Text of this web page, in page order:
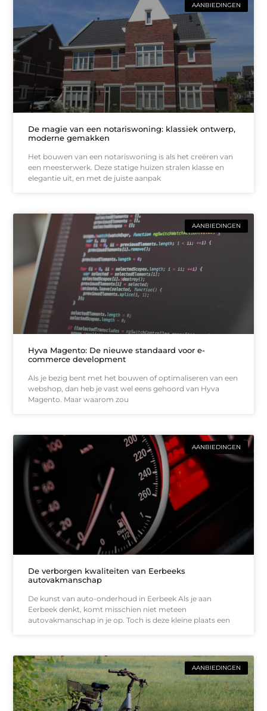
AANBIEDINGEN
De magie van een notariswoning: klassiek ontwerp,
moderne gemakken
Het bouwen van een notariswoning is als het creëren van
een meesterwerk. Deze statige huizen stralen klasse en
elegantie uit, en met de juiste aanpak
AANBIEDINGEN
Hyva Magento: De nieuwe standaard voor e-
commerce development
Als je bezig bent met het bouwen of optimaliseren van een
webshop, dan heb je vast wel eens gehoord van Hyva
Magento. Maar waarom zou
AANBIEDINGEN
De verborgen kwaliteiten van Eerbeeks
autovakmanschap
De kunst van auto-onderhoud in Eerbeek Als je aan
Eerbeek denkt, komt misschien niet meteen
autovakmanschap in je op. Toch is deze kleine plaats een
AANBIEDINGEN